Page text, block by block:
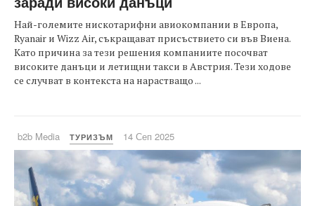
Най-големите нискотарифни авиокомпании в Европа,
Ryanair и Wizz Air, съкращават присъствието си във Виена.
Като причина за тези решения компаниите посочват
високите данъци и летищни такси в Австрия. Тези ходове
се случват в контекста на нарастващо ...
b2b Media ТУРИЗЪМ 14 Сеп 2025